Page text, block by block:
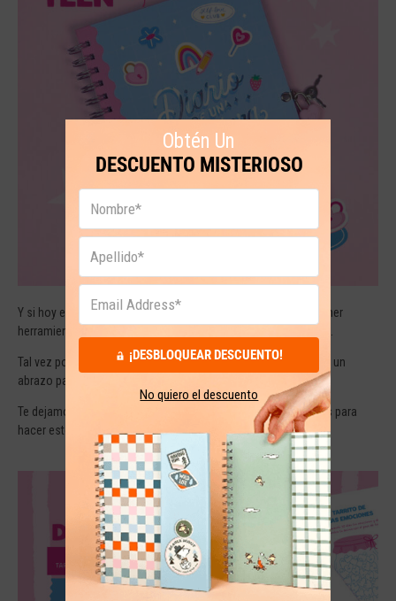
Y si hoy eres adulta, probablemente sabes algo importante: tener
herramientas emocionales desde pequeñas sí hace diferencia.
Tal vez por eso este diario también se siente un poquito como un
abrazo para nuestra versión de 12 años.
Te dejamos un
donde encontrarás recursos para
hacer estos ejercicios para conectar con tus emociones.
¡DESBLOQUEAR DESCUENTO!
Obtén Un
DESCUENTO MISTERIOSO
No quiero el descuento